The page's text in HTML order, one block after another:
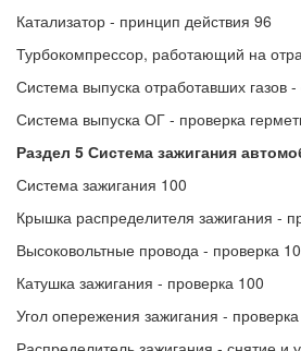
Катализатор - принцип действия 96
Турбокомпрессор, работающий на
Система выпуска отработавших газов
Система выпуска ОГ - проверка
Раздел 5 Система зажигания
Система зажигания 100
Крышка распределителя зажигания -
Высоковольтные провода - проверка
Катушка зажигания - проверка 100
Угол опережения зажигания -